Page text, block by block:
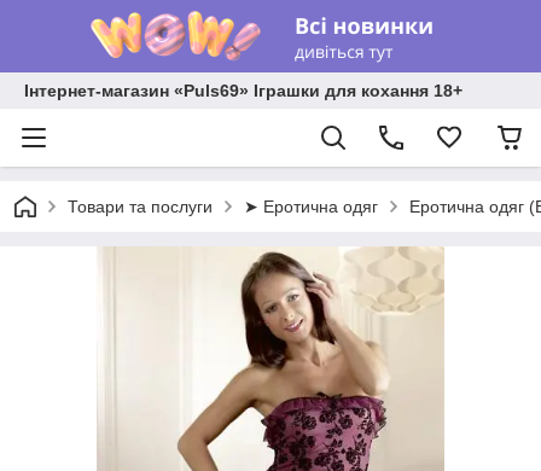
Інтернет-магазин «Puls69» Іграшки для кохання 18+
Товари та послуги ➤ Еротична одяг Еротична одяг